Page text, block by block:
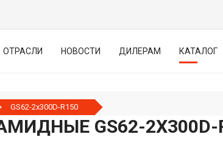
ОТРАСЛИ НОВОСТИ ДИЛЕРАМ КАТАЛОГ
GS62-2х300D-R150
GS62-2Х300D-